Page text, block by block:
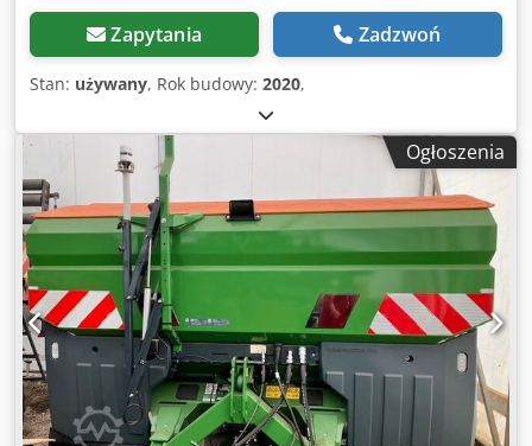
Zapytania Zadzwoń
Stan: używany, Rok budowy: 2020,
Ogłoszenia